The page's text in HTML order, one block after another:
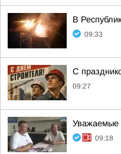
В
09:33
С
09:27
Уважаемые
09:18